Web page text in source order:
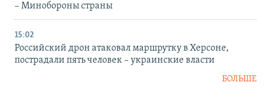
– Минобороны страны
15:02
Российский дрон атаковал маршрутку в Херсоне,
пострадали пять человек – украинские власти
БОЛЬШЕ